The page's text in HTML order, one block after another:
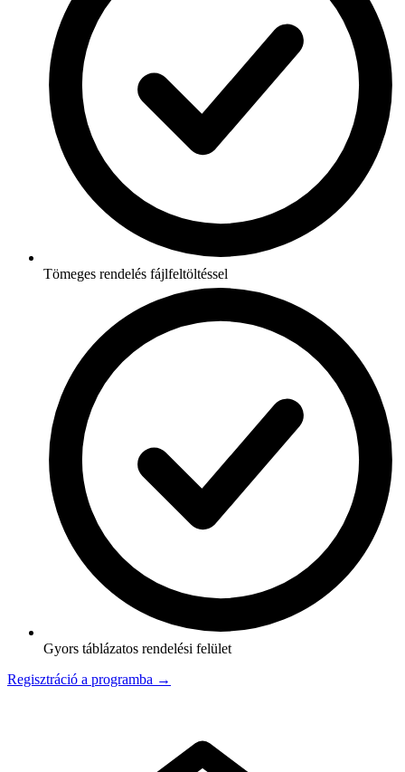
Tömeges rendelés fájlfeltöltéssel
Gyors táblázatos rendelési felület
Regisztráció a programba →